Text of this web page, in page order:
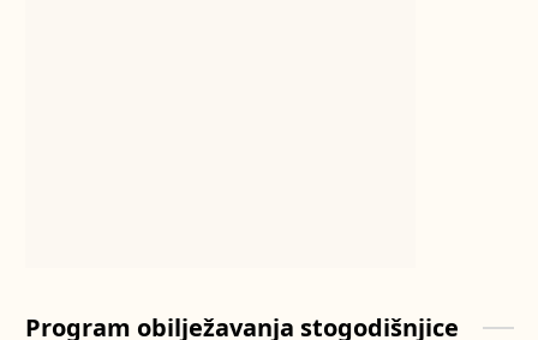
Program obilježavanja stogodišnjice